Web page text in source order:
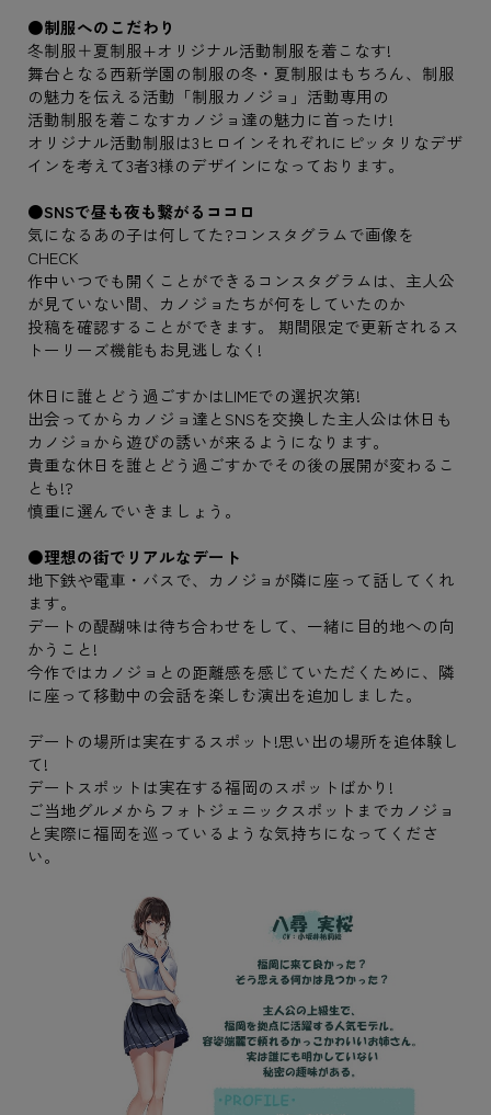
●制服へのこだわり
冬制服＋夏制服+オリジナル活動制服を着こなす!
舞台となる西新学園の制服の冬・夏制服はもちろん、制服
の魅力を伝える活動「制服カノジョ」活動専用の
活動制服を着こなすカノジョ達の魅力に首ったけ!
オリジナル活動制服は3ヒロインそれぞれにピッタリなデザ
インを考えて3者3様のデザインになっております。
●SNSで昼も夜も繋がるココロ
気になるあの子は何してた?コンスタグラムで画像を
CHECK
作中いつでも開くことができるコンスタグラムは、主人公
が見ていない間、カノジョたちが何をしていたのか
投稿を確認することができます。 期間限定で更新されるス
トーリーズ機能もお見逃しなく!
休日に誰とどう過ごすかはLIMEでの選択次第!
出会ってからカノジョ達とSNSを交換した主人公は休日も
カノジョから遊びの誘いが来るようになります。
貴重な休日を誰とどう過ごすかでその後の展開が変わるこ
とも!?
慎重に選んでいきましょう。
●理想の街でリアルなデート
地下鉄や電車・バスで、カノジョが隣に座って話してくれ
ます。
デートの醍醐味は待ち合わせをして、一緒に目的地への向
かうこと!
今作ではカノジョとの距離感を感じていただくために、隣
に座って移動中の会話を楽しむ演出を追加しました。
デートの場所は実在するスポット!思い出の場所を追体験し
て!
デートスポットは実在する福岡のスポットばかり!
ご当地グルメからフォトジェニックスポットまでカノジョ
と実際に福岡を巡っているような気持ちになってくださ
い。